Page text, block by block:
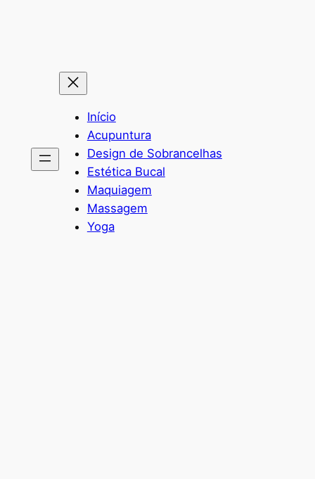
Início
Acupuntura
Design de Sobrancelhas
Estética Bucal
Maquiagem
Massagem
Yoga